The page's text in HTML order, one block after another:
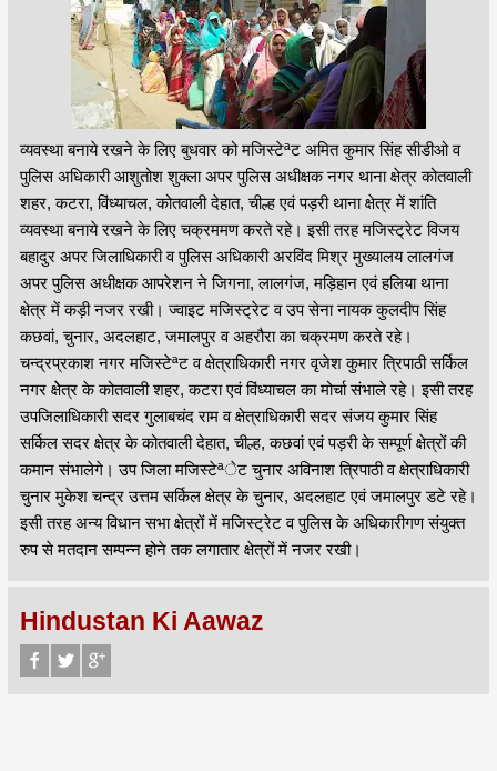
व्यवस्था बनाये रखने के लिए बुधवार को मजिस्टेªट अमित कुमार सिंह सीडीओ व
पुलिस अधिकारी आशुतोश शुक्ला अपर पुलिस अधीक्षक नगर थाना क्षेत्र कोतवाली
शहर, कटरा, विंध्याचल, कोतवाली देहात, चील्ह एवं पड़री थाना क्षेत्र में शांति
व्यवस्था बनाये रखने के लिए चक्रममण करते रहे। इसी तरह मजिस्ट्रेट विजय
बहादुर अपर जिलाधिकारी व पुलिस अधिकारी अरविंद मिश्र मुख्यालय लालगंज
अपर पुलिस अधीक्षक आपरेशन ने जिगना, लालगंज, मड़िहान एवं हलिया थाना
क्षेत्र में कड़ी नजर रखी। ज्वाइट मजिस्ट्रेट व उप सेना नायक कुलदीप सिंह
कछवां, चुनार, अदलहाट, जमालपुर व अहरौरा का चक्रमण करते रहे।
चन्द्रप्रकाश नगर मजिस्टेªट व क्षेत्राधिकारी नगर वृजेश कुमार त्रिपाठी सर्किल
नगर क्षेेत्र के कोतवाली शहर, कटरा एवं विंध्याचल का मोर्चा संभाले रहे। इसी तरह
उपजिलाधिकारी सदर गुलाबचंद राम व क्षेत्राधिकारी सदर संजय कुमार सिंह
सर्किल सदर क्षेत्र के कोतवाली देहात, चील्ह, कछवां एवं पड़री के सम्पूर्ण क्षेत्रों की
कमान संभालेगे। उप जिला मजिस्टेªेट चुनार अविनाश त्रिपाठी व क्षेत्राधिकारी
चुनार मुकेश चन्द्र उत्तम सर्किल क्षेत्र के चुनार, अदलहाट एवं जमालपुर डटे रहे।
इसी तरह अन्य विधान सभा क्षेत्रों में मजिस्ट्रेट व पुलिस के अधिकारीगण संयुक्त
रुप से मतदान सम्पन्न होने तक लगातार क्षेत्रों में नजर रखी।
Hindustan Ki Aawaz